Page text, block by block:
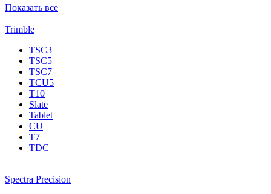
Показать все
Trimble
TSC3
TSC5
TSC7
TCU5
T10
Slate
Tablet
CU
T7
TDC
Spectra Precision